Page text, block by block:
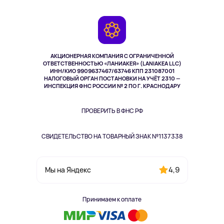
АКЦИОНЕРНАЯ КОМПАНИЯ С ОГРАНИЧЕННОЙ
ОТВЕТСТВЕННОСТЬЮ «ЛАНИАКЕЯ» (LANIAKEA LLC)
ИНН/КИО 9909637467/63746 КПП 231087001
НАЛОГОВЫЙ ОРГАН ПОСТАНОВКИ НА УЧЁТ 2310 —
ИНСПЕКЦИЯ ФНС РОССИИ № 2 ПО Г. КРАСНОДАРУ
ПРОВЕРИТЬ В ФНС РФ
СВИДЕТЕЛЬСТВО НА ТОВАРНЫЙ ЗНАК №1137338
Мы на Яндекс 4,9
Принимаем к оплате
Здоровье питомцев
Одежда и аксессуары